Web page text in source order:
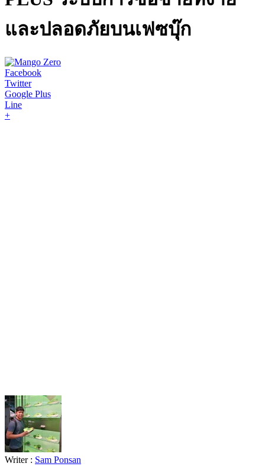
และปลอดภัยบนเฟซบุ๊ก
Facebook
Twitter
Google Plus
Line
+
Writer : Sam Ponsan